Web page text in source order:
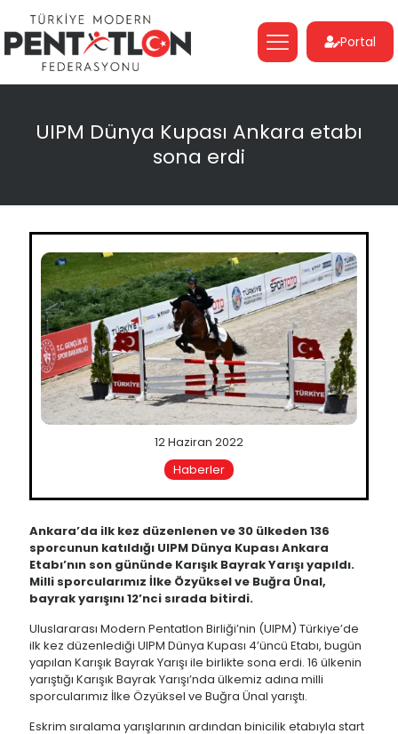
Portal
UIPM Dünya Kupası Ankara etabı
sona erdi
12 Haziran 2022
Haberler
Ankara’da ilk kez düzenlenen ve 30 ülkeden 136
sporcunun katıldığı UIPM Dünya Kupası Ankara
Etabı’nın son gününde Karışık Bayrak Yarışı yapıldı.
Milli sporcularımız İlke Özyüksel ve Buğra Ünal,
bayrak yarışını 12’nci sırada bitirdi.
Uluslararası Modern Pentatlon Birliği’nin (UIPM) Türkiye’de
ilk kez düzenlediği UIPM Dünya Kupası 4’üncü Etabı, bugün
yapılan Karışık Bayrak Yarışı ile birlikte sona erdi. 16 ülkenin
yarıştığı Karışık Bayrak Yarışı’nda ülkemiz adına milli
sporcularımız İlke Özyüksel ve Buğra Ünal yarıştı.
Eskrim sıralama yarışlarının ardından binicilik etabıyla start